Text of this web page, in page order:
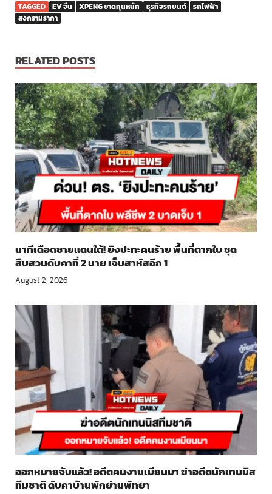
TAGGED EV จีน XPENG ขาดทุนหนัก ธุรกิจรถยนต์
รถไฟฟ้า
สงครามราคา
RELATED POSTS
นาทีเดือดชายแดนใต้! ยิงปะทะคนร้าย พื้นที่ตากใบ ชุด
สืบสวนดับคาที่ 2 นาย เจ็บสาหัสอีก 1
August 2, 2026
ออกหมายจับแล้ว! อดีตคนงานเมียนมา ฆ่าอดีตนักเทนนิส
ทีมชาติ ดับคาบ้านพักย่านพัทยา